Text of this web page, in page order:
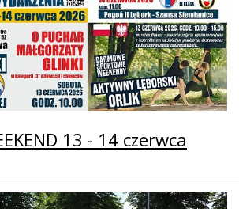
13 - 14 czerwca